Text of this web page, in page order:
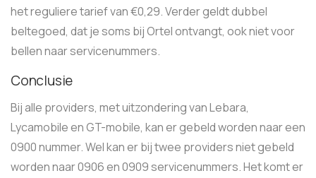
het reguliere tarief van €0,29. Verder geldt dubbel
beltegoed, dat je soms bij Ortel ontvangt, ook niet voor
bellen naar servicenummers.
Conclusie
Bij alle providers, met uitzondering van Lebara,
Lycamobile en GT-mobile, kan er gebeld worden naar een
0900 nummer. Wel kan er bij twee providers niet gebeld
worden naar 0906 en 0909 servicenummers. Het komt er